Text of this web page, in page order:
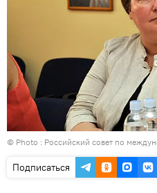
© Photo : Российский совет по
Подписаться